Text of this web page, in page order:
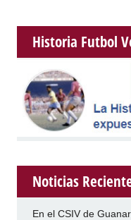
Historia Futbol
Noticias
En el CSIV de